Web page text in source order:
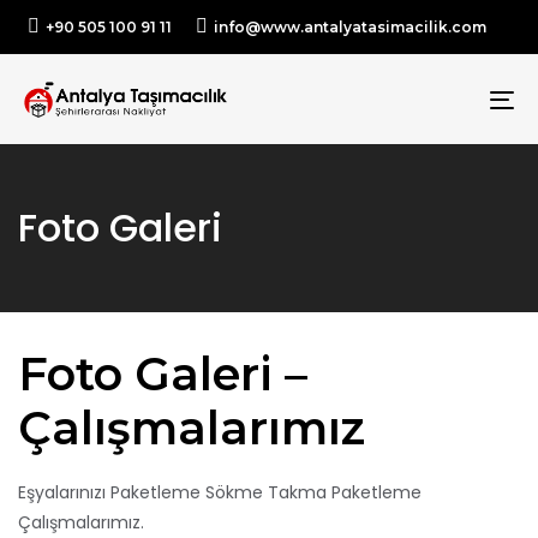
+90 505 100 91 11 info@www.antalyatasimacilik.com
Foto Galeri
Foto Galeri –
Çalışmalarımız
Eşyalarınızı Paketleme Sökme Takma Paketleme
Çalışmalarımız.